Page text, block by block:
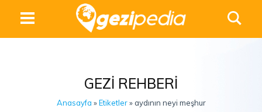
GEZI REHBERI
Anasayfa »Etiketler» aydının neyi meşhur